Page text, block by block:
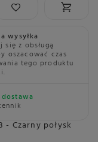
wysyłka
się z obsługą
oszacować czas
tego produktu
- Czarny połysk